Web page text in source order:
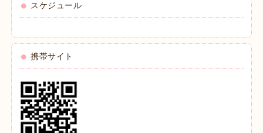
スケジュール
携帯サイト